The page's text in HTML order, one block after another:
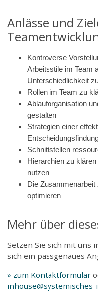
Anlässe und
Kontroverse
Arbeitsstile im Team
Unterschiedlichkeit
Rollen im Team zu
Ablauforganisation
gestalten
Strategien einer
Schnittstellen
Hierarchien zu
nutzen
Die Zusammenarbeit
optimieren
Mehr über
Setzen Sie sich mit uns
sich ein passgenaues
» zum Kontaktformular
inhouse